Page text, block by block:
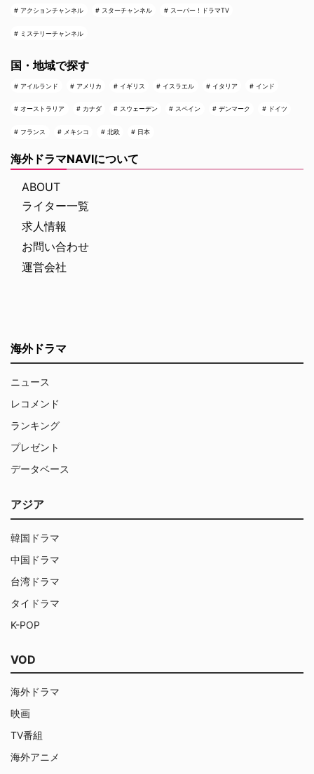
アクションチャンネル スターチャンネル スーパー！ドラマTV
ミステリーチャンネル
国・地域で探す
アイルランド アメリカ イギリス イスラエル イタリア インド
オーストラリア カナダ スウェーデン スペイン デンマーク ドイツ
フランス メキシコ 北欧 日本
海外ドラマNAVIについて
ABOUT
ライター一覧
求人情報
お問い合わせ
運営会社
海外ドラマ
ニュース
レコメンド
ランキング
プレゼント
データベース
アジア
韓国ドラマ
中国ドラマ
台湾ドラマ
タイドラマ
K-POP
VOD
海外ドラマ
映画
TV番組
海外アニメ